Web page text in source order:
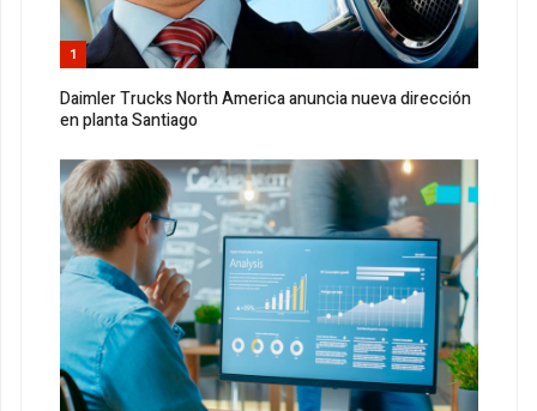
1
Daimler Trucks North America anuncia nueva dirección
en planta Santiago